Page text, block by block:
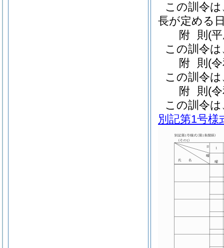
この訓令
長が定める
附 則 (
この訓令
附 則 (
この訓令
附 則 (
この訓令
別記第1号様